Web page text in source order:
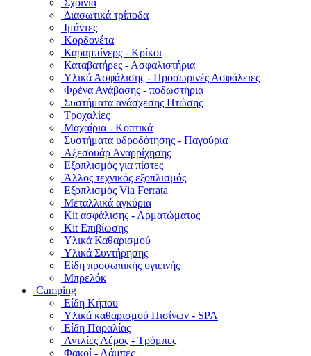
Σχοινιά
Διασωτικά τρίποδα
Ιμάντες
Κορδονέτα
Καραμπίνερς - Κρίκοι
Καταβατήρες - Ασφαλιστήρια
Υλικά Ασφάλισης - Προσωρινές Ασφάλειες
Φρένα Ανάβασης - ποδωστήρια
Συστήματα ανάσχεσης Πτώσης
Τροχαλίες
Μαχαίρια - Κοπτικά
Συστήματα υδροδότησης - Παγούρια
Αξεσουάρ Αναρρίχησης
Εξοπλισμός για πίστες
Άλλος τεχνικός εξοπλισμός
Εξοπλισμός Via Ferrata
Μεταλλικά αγκύρια
Kit ασφάλισης - Αρματώματος
Kit Επιβίωσης
Υλικά Καθαρισμού
Υλικά Συντήρησης
Είδη προσωπικής υγιεινής
Μπρελόκ
Camping
Είδη Κήπου
Υλικά καθαρισμού Πισίνων - SPA
Είδη Παραλίας
Αντλίες Αέρος - Τρόμπες
Φακοί - Λάμπες